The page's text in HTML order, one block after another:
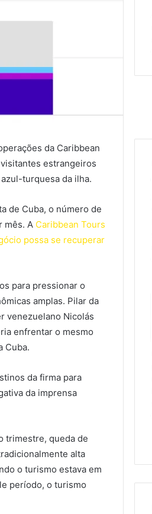
da Caribbean
estrangeiros
turquesa da ilha.
de Cuba, o número de
mês. A Caribbean Tours
possa se recuperar
para pressionar o
amplas. Pilar da
venezuelano Nicolás
enfrentar o mesmo
Cuba.
da firma para
da imprensa
trimestre, queda de
alta
o turismo estava em
período, o turismo